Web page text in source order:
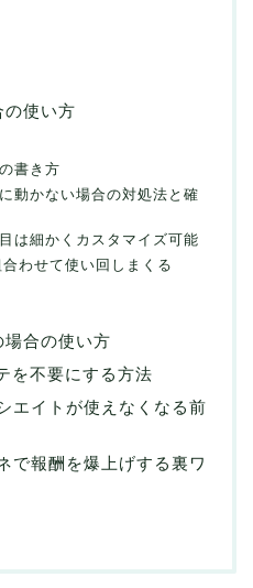
使い方
書き方
動かない場合の対処法と確
は細かくカスタマイズ可能
わせて使い回しまくる
合の使い方
を不要にする方法
エイトが使えなくなる前
で報酬を爆上げする裏ワ